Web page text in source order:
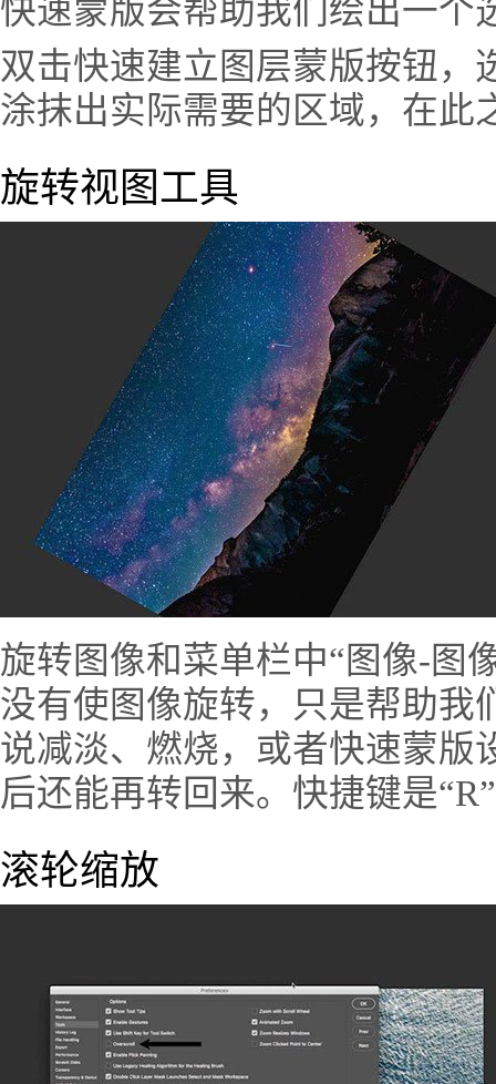
快速蒙版会帮助我们绘出一个
双击快速建立图层蒙版按钮，
涂抹出实际需要的区域，在此
旋转视图工具
旋转图像和菜单栏中“图像-图
没有使图像旋转，只是帮助我
说减淡、燃烧，或者快速蒙版
后还能再转回来。快捷键是
滚轮缩放